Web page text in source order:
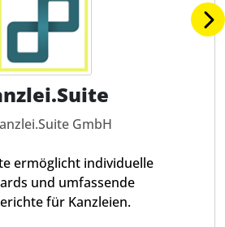
GmbH
ermöglicht individuelle
und umfassende
für Kanzleien.